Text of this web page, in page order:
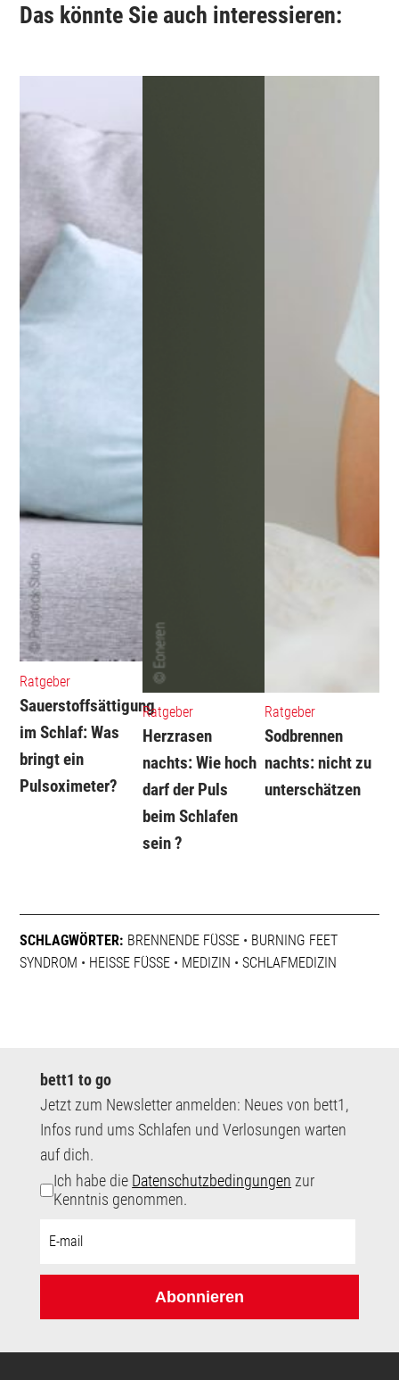
Das könnte Sie auch interessieren:
Ratgeber
Sauerstoffsättigung
im Schlaf: Was
bringt ein
Pulsoximeter?
Ratgeber
Herzrasen
nachts: Wie hoch
darf der Puls
beim Schlafen
sein ?
Ratgeber
Sodbrennen
nachts: nicht zu
unterschätzen
SCHLAGWÖRTER: BRENNENDE FÜSSE • BURNING FEET
SYNDROM • HEISSE FÜSSE • MEDIZIN •SCHLAFMEDIZIN
bett1 to go
Jetzt zum Newsletter anmelden: Neues von bett1,
Infos rund ums Schlafen und Verlosungen warten
auf dich.
Ich habe die Datenschutzbedingungen zur
Kenntnis genommen.
Mail-
Abonnieren